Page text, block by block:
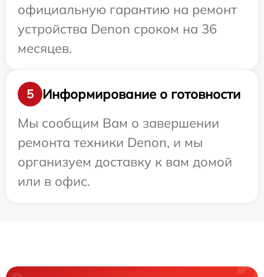
официальную гарантию на ремонт
устройства Denon сроком на 36
месяцев.
5
Информирование о готовности
Мы сообщим Вам о завершении
ремонта техники Denon, и мы
организуем доставку к вам домой
или в офис.